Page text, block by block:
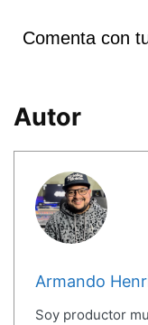
Comenta con
Autor
Armando
Soy productor